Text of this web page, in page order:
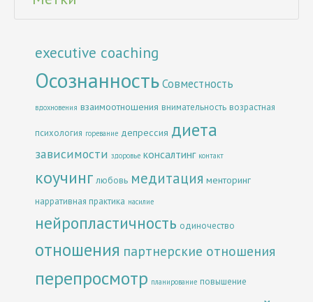
executive coaching
ОсознанностьСовместность
вдохновения взаимоотношения внимательность возрастная
психология горевание депрессия диета
зависимости здоровье консалтинг контакт
коучинг любовь медитация менторинг
нарративная практика насилие
нейропластичность одиночество
отношения партнерские отношения
перепросмотр планирование повышение